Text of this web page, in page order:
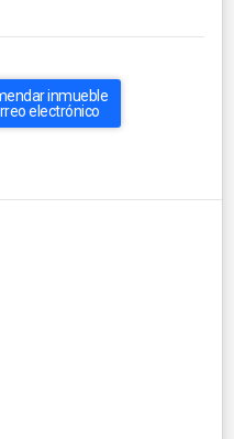
inmueble
electrónico